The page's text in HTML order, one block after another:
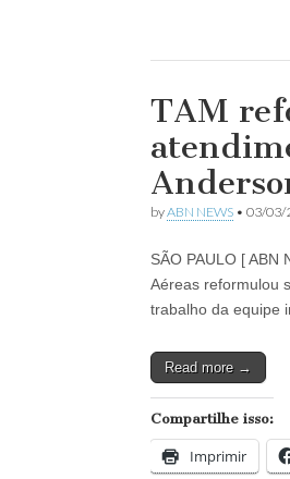
TAM
byABN NEWS • 03/03/
SÃO PAULO [
Aéreas reformulou
trabalho da equipe
Read more →
Compartilhe isso:
Imprimir